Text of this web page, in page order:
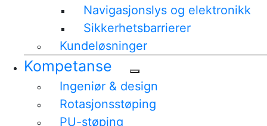
Navigasjonslys og elektronikk
Sikkerhetsbarrierer
Kundeløsninger
Kompetanse
Ingeniør & design
Rotasjonsstøping
PU-støping